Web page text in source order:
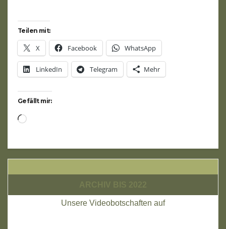
Teilen mit:
X Facebook WhatsApp
LinkedIn Telegram Mehr
Gefällt mir:
Wird
Unsere Videobotschaften auf